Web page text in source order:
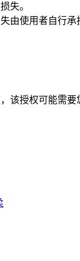
失。
由使用者自行承
该授权可能需要